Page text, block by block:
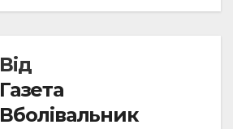
Від
Газета
Вболівальник